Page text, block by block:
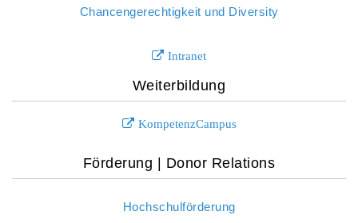
Chancengerechtigkeit und Diversity
Intranet
Weiterbildung
KompetenzCampus
Förderung | Donor Relations
Hochschulförderung